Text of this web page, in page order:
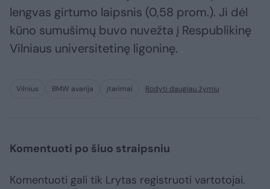
lengvas girtumo laipsnis (0,58 prom.). Ji dėl
kūno sumušimų buvo nuvežta į Respublikinę
Vilniaus universitetinę ligoninę.
Vilnius BMW avarija įtarimai Rodyti daugiau žymių
Komentuoti po šiuo straipsniu
Komentuoti gali tik Lrytas registruoti vartotojai.